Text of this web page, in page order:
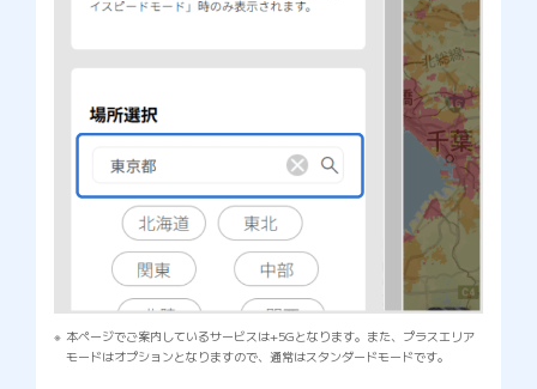
本ページでご案内しているサービスは+5Gとなります。また、プラスエリア
モードはオプションとなりますので、通常はスタンダードモードです。